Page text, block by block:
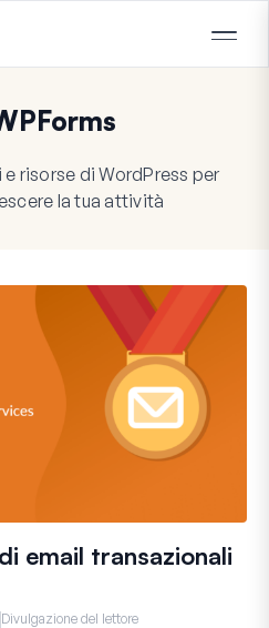
risorse di WordPress per
la tua attività
email transazionali
Divulgazione del lettore